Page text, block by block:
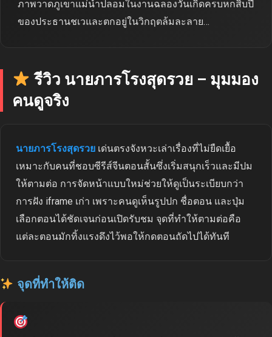
ภาพวาดภูเขาแม่น้ำปลอมในงานฉลองวันเกิดครบหกสิบปี
ของประธานชเวและตกอยู่ในวิกฤตล้มละลาย…
รีวิว นายภารโรงสุดรวย – มุมมอง
คนดูจริง
นายภารโรงสุดรวย เด่นตรงจังหวะเล่าเรื่องที่ไม่ยืดเยื้อ
เหมาะกับคนที่ชอบซีรีส์จีนตอนสั้นซึ่งเริ่มสนุกเร็วและมีปม
ให้ตามต่อ การจัดหน้าแบบใหม่ช่วยให้ดูเป็นระเบียบกว่า
การฝัง iframe เก่า เพราะคนดูเห็นรูปปก ชื่อตอน และปุ่ม
เลือกตอนได้ชัดเจนก่อนเปิดรับชม จุดที่ทำให้ตามต่อคือ
แต่ละตอนมักทิ้งแรงดึงไว้พอให้กดตอนถัดไปได้ทันที
จุดที่ทำให้ติด